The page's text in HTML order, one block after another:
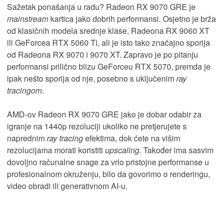
Sažetak ponašanja u radu? Radeon RX 9070 GRE je
mainstream kartica jako dobrih performansi. Osjetno je brža
od klasičnih modela srednje klase, Radeona RX 9060 XT
ili GeForcea RTX 5060 Ti, ali je isto tako značajno sporija
od Radeona RX 9070 i 9070 XT. Zapravo je po pitanju
performansi prilično blizu GeForceu RTX 5070, premda je
ipak nešto sporija od nje, posebno s uključenimray
tracingom.
AMD-ov Radeon RX 9070 GRE jako je dobar odabir za
igranje na 1440p rezoluciji ukoliko ne pretjerujete s
naprednimray tracingefektima, dok ćete na višim
rezolucijama morati koristiti upscaling. Također ima sasvim
dovoljno računalne snage za vrlo pristojne performanse u
profesionalnom okruženju, bilo da govorimo o renderingu,
video obradi ili generativnom AI-u.